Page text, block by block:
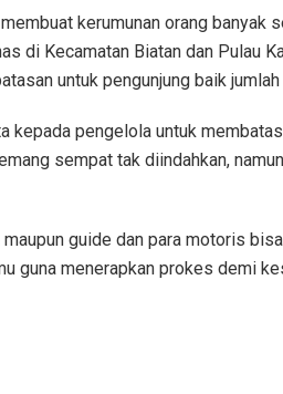
kerumunan orang banyak
di Kecamatan Biatan dan Pulau
untuk pengunjung baik jumlah
kepada pengelola untuk
sempat tak diindahkan,
guide dan para motoris
guna menerapkan prokes demi